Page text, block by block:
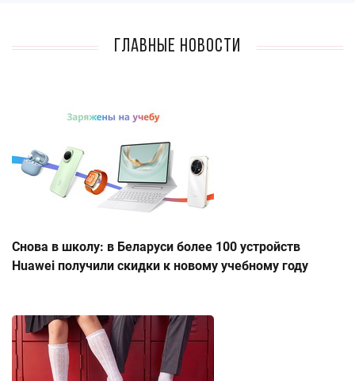
Главные новости
Снова в школу: в Беларуси более 100 устройств
Huawei получили скидки к новому учебному году